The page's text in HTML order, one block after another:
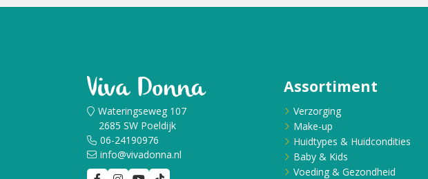
Wateringseweg 107
2685 SW Poeldijk
06-24190976
info@vivadonna.nl
Assortiment
Verzorging
Make-up
Huidtypes & Huidcondities
Baby & Kids
Voeding & Gezondheid